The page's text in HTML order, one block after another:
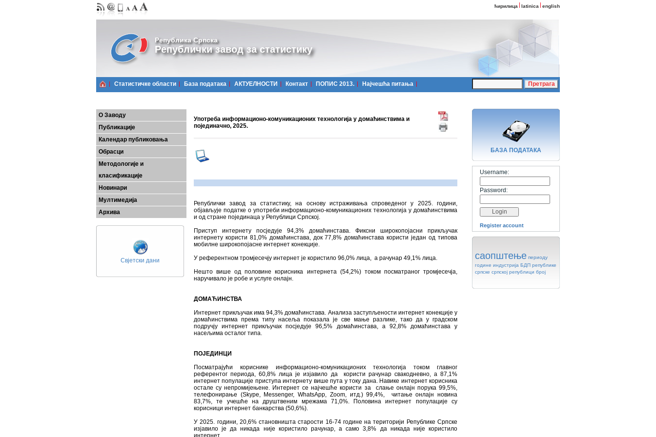
ћирилица latinica english
Република Српска
Републички завод за статистику
Статистичке области Базa података АКТУЕЛНОСТИ Контакт ПОПИС 2013. Најчешћa питања
О Заводу
Публикације
Календар публиковања
Обрасци
Методологије и
класификације
Новинари
Мултимедија
Архива
Свјетски дани
Употреба информационо-комуникационих технологија у домаћинствима и
појединачно, 2025.
Републички завод за статистику, на основу истраживања спроведеног у 2025. години,
објављује податке о употреби информационо-комуникационих технологија у домаћинствима
и од стране појединаца у Републици Српској.
Приступ интернету посједује 94,3% домаћинстава. Фиксни широкопојасни прикључак
интернету користи 81,0% домаћинстава, док 77,8% домаћинстава користи један од типова
мобилне широкопојасне интернет конекције.
У референтном тромјесечју интернет је користило 96,0% лица, а рачунар 49,1% лица.
Нешто више од половине корисника интернета (54,2%) током посматраног тромјесечја,
наручивало je робе и услуге онлајн.
ДОМАЋИНСТВА
Интернет прикључак има 94,3% домаћинстава. Анализа заступљености интернет конекције у
домаћинствима према типу насеља показала је све мање разлике, тако да у градском
подручју интернет прикључак посједује 96,5% домаћинстава, а 92,8% домаћинстава у
насељима осталог типа.
ПОЈЕДИНЦИ
Посматрајући кориснике информационо-комуникационих технологија током главног
референтог периода, 60,8% лица је изјавило да користи рачунар свакодневно, а 87,1%
интернет популације приступа интернету више пута у току дана. Навике интернет корисника
остале су непромијењене. Интернет се најчешће користи за слање онлајн порука 99,5%,
телефонирање (Skype, Messenger, WhatsApp, Zoom, итд.) 99,4%, читање онлајн новина
83,7%, те учешће на друштвеним мрежама 71,0%. Половина интернет популације су
корисници интернет банкарства (50,6%).
У 2025. години, 20,6% становништа старости 16-74 године на територији Републике Српске
изјавилo je да никада ниje користилo рачунар, а само 3,8% да никада ниje користилo
интернет.
БАЗA ПОДАТАКА
Username:
Password:
Register account
саопштење периоду
године индустрија БДП републике
српске српској републици број